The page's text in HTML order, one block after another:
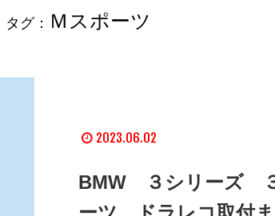
タグ： Ｍスポーツ
2023.06.02
BMW ３シリーズ